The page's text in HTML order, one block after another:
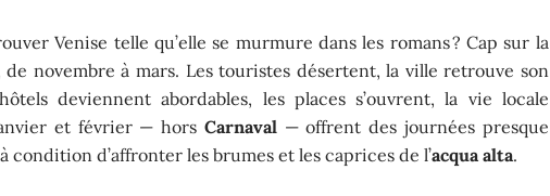
Venise telle qu’elle se murmure dans les romans ? Cap sur la
de novembre à mars. Les touristes désertent, la ville retrouve son
deviennent abordables, les places s’ouvrent, la vie locale
et février — hors Carnaval— offrent des journées presque
condition d’affronter les brumes et les caprices de l’acqua alta.